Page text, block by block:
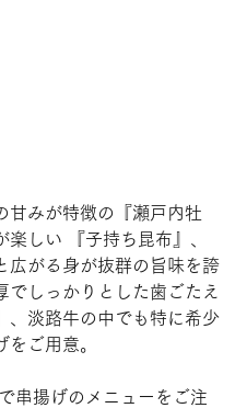
甘みが特徴の『瀬戸内牡
しい 『子持ち昆布』、
広がる身が抜群の旨味を誇
でしっかりとした歯ごたえ
、淡路牛の中でも特に希少
をご用意。
串揚げのメニューをご注